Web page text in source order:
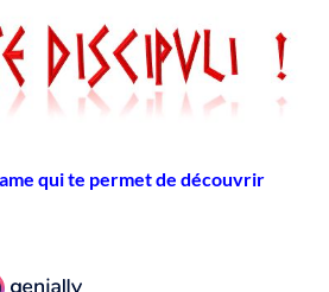
qui te permet de découvrir